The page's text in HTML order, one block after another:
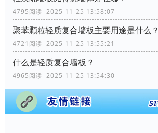
4795阅读 2025-11-25 13:58:07
聚苯颗粒轻质复合墙板主要用途是什么？
4721阅读 2025-11-25 13:55:21
什么是轻质复合墙板？
4965阅读 2025-11-25 13:54:30